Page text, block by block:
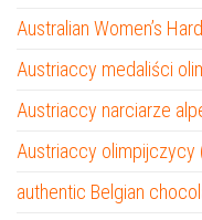
Australian Women’s
Austriaccy medaliści
Austriaccy narciarze
Austriaccy olimpijczycy
authentic Belgian